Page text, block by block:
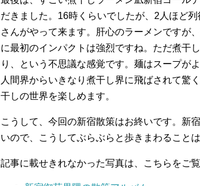
だきました。16時くらいでしたが、2人ほど
さんがやって来ます。肝心のラーメンですが
に最初のインパクトは強烈ですね。ただ煮干
り、という不思議な感覚です。麺はスープが
人間界からいきなり煮干し界に飛ばされて驚
干しの世界を楽しめます。
こうして、今回の新宿散策はお終いです。新
いので、こうしてぶらぶらと歩きまわること
記事に載せきれなかった写真は、こちらをご覧